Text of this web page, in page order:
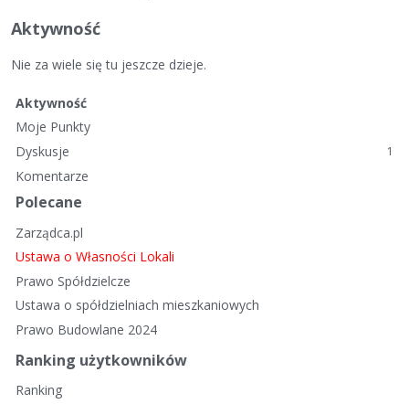
Aktywność
Nie za wiele się tu jeszcze dzieje.
Aktywność
Moje Punkty
Dyskusje
1
Komentarze
Polecane
Zarządca.pl
Ustawa o Własności Lokali
Prawo Spółdzielcze
Ustawa o spółdzielniach mieszkaniowych
Prawo Budowlane 2024
Ranking użytkowników
Ranking